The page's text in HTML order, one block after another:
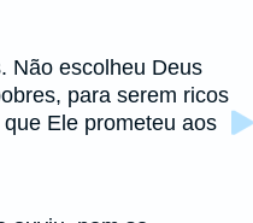
Não escolheu Deus
para serem ricos
Ele prometeu aos